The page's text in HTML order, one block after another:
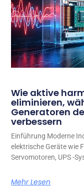
Wie aktive
eliminieren,
Generatoren
verbessern
Einführung Moderne
elektrische Geräte wie
Servomotoren, UPS -
Mehr Lesen